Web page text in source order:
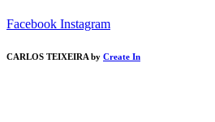
Facebook Instagram
CARLOS TEIXEIRA by Create In